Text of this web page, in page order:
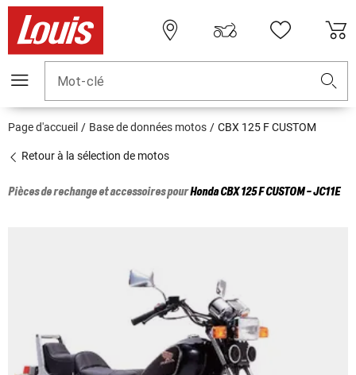
Mot-clé
Page d'accueil Base de données motos CBX 125 F CUSTOM
Retour à la sélection de motos
Pièces de rechange et accessoires pourHondaCBX 125 F CUSTOM - JC11E